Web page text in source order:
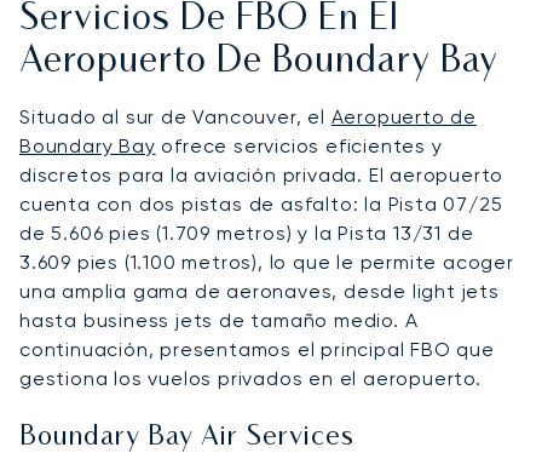
Servicios De FBO En El
Aeropuerto De Boundary Bay
Situado al sur de Vancouver, el Aeropuerto de
Boundary Bay ofrece servicios eficientes y
discretos para la aviación privada. El aeropuerto
cuenta con dos pistas de asfalto: la Pista 07/25
de 5.606 pies (1.709 metros) y la Pista 13/31 de
3.609 pies (1.100 metros), lo que le permite acoger
una amplia gama de aeronaves, desde light jets
hasta business jets de tamaño medio. A
continuación, presentamos el principal FBO que
gestiona los vuelos privados en el aeropuerto.
Boundary Bay Air Services